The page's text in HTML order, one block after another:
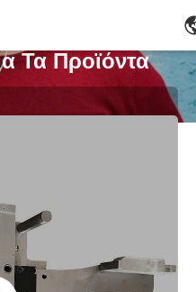
Τα Προϊόντα